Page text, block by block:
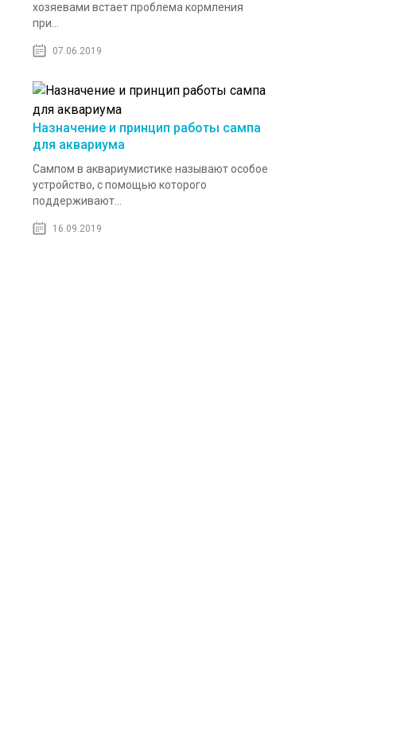
хозяевами встает проблема кормления
при...
07.06.2019
Назначение и принцип работы сампа
для аквариума
Сампом в аквариумистике называют особое
устройство, с помощью которого
поддерживают...
16.09.2019